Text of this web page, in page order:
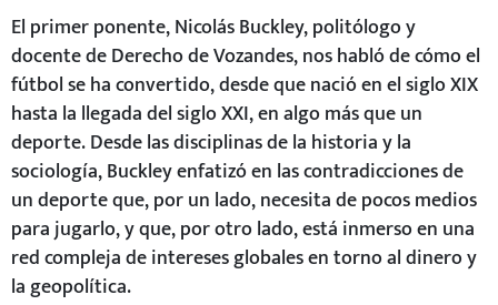
El primer ponente, Nicolás Buckley, politólogo y
docente de Derecho de Vozandes, nos habló de cómo el
fútbol se ha convertido, desde que nació en el siglo XIX
hasta la llegada del siglo XXI, en algo más que un
deporte. Desde las disciplinas de la historia y la
sociología, Buckley enfatizó en las contradicciones de
un deporte que, por un lado, necesita de pocos medios
para jugarlo, y que, por otro lado, está inmerso en una
red compleja de intereses globales en torno al dinero y
la geopolítica.